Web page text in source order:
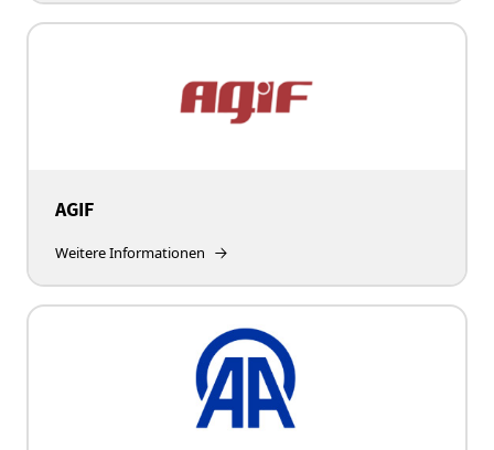
AGIF
Weitere Informationen